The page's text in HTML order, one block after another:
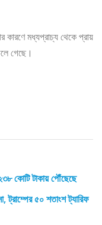
কারণে মধ্যপ্রাচ্য থেকে প্রায়
গেছে।
কোটি টাকায় পৌঁছেছে
ট্রাম্পের ৫০ শতাংশ ট্যারিফ